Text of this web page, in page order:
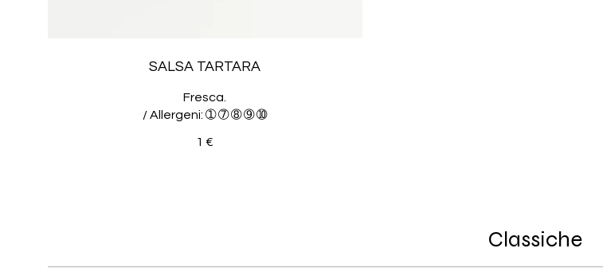
SALSA TARTARA
Fresca.
/ Allergeni: ➀ ➆ ➇ ➈ ➉
1 €
Classiche